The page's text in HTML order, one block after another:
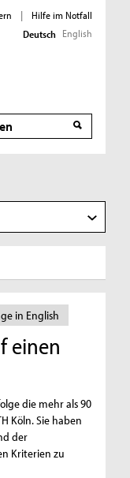
|
Hilfe im Notfall
Deutsch English
in English
einen
die mehr als 90
Köln. Sie haben
der
Kriterien zu